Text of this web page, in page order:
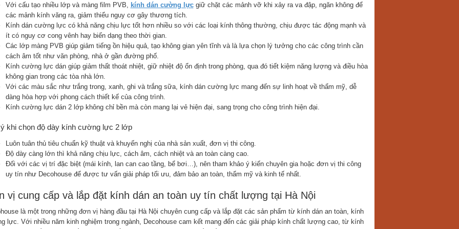
Với cấu tạo nhiều lớp và màng film PVB, kính dán cường lựcgiữ chặt các mảnh vỡ khi xảy ra va đập, ngăn không để
các mảnh kính văng ra, giảm thiểu nguy cơ gây thương tích.
Kính dán cường lực có khả năng chịu lực tốt hơn nhiều so với các loại kính thông thường, chịu được tác động mạnh và
ít có nguy cơ cong vênh hay biến dạng theo thời gian.
Các lớp màng PVB giúp giảm tiếng ồn hiệu quả, tạo không gian yên tĩnh và là lựa chọn lý tưởng cho các công trình cần
cách âm tốt như văn phòng, nhà ở gần đường phố.
Kính cường lực dán giúp giảm thất thoát nhiệt, giữ nhiệt độ ổn định trong phòng, qua đó tiết kiệm năng lượng và điều hòa
không gian trong các tòa nhà lớn.
Với các màu sắc như trắng trong, xanh, ghi và trắng sữa, kính dán cường lực mang đến sự linh hoạt về thẩm mỹ, dễ
dàng hòa hợp với phong cách thiết kế của công trình.
Kính cường lực dán 2 lớp không chỉ bền mà còn mang lại vẻ hiện đại, sang trọng cho công trình hiện đại.
khi chọn độ dày kính cường lực 2 lớp
Luôn tuân thủ tiêu chuẩn kỹ thuật và khuyến nghị của nhà sản xuất, đơn vị thi công.
Độ dày càng lớn thì khả năng chịu lực, cách âm, cách nhiệt và an toàn càng cao.
Đối với các vị trí đặc biệt (mái kính, lan can cao tầng, bể bơi…), nên tham khảo ý kiến chuyên gia hoặc đơn vị thi công
uy tín như Decohouse để được tư vấn giải pháp tối ưu, đảm bảo an toàn, thẩm mỹ và kinh tế nhất.
vị cung cấp và lắp đặt kính dán an toàn uy tín chất lượng tại Hà Nội
là một trong những đơn vị hàng đầu tại Hà Nội chuyên cung cấp và lắp đặt các sản phẩm từ kính dán an toàn, kính
lực. Với nhiều năm kinh nghiệm trong ngành, Decohouse cam kết mang đến các giải pháp kính chất lượng cao, từ kính